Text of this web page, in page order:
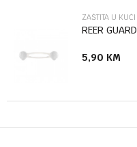
ZAŠTITA U KUĆI
REER
5,90 KM